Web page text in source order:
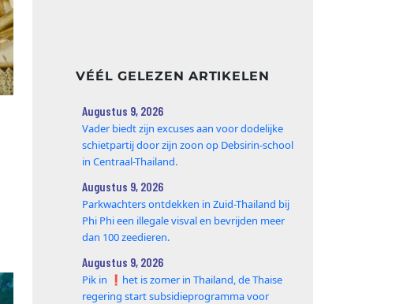
VÉÉL GELEZEN ARTIKELEN
Augustus 9, 2026
Vader biedt zijn excuses aan voor dodelijke
schietpartij door zijn zoon op Debsirin-school
in Centraal-Thailand.
Augustus 9, 2026
Parkwachters ontdekken in Zuid-Thailand bij
Phi Phi een illegale visval en bevrijden meer
dan 100 zeedieren.
Augustus 9, 2026
Pik in ❗️het is zomer in Thailand, de Thaise
regering start subsidieprogramma voor